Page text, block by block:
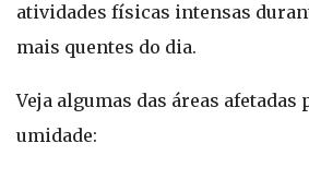
atividades físicas intensas
mais quentes do dia.
Veja algumas das áreas afetadas
umidade: